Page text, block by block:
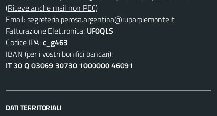
(Riceve anche mail non PEC)
Email:segreteria.perosa.argentina@ruparpiemonte.it
Fatturazione Elettronica: UF0QLS
Codice IPA:c_g463
IBAN (per i vostri bonifici bancari):
IT 30 Q 03069 30730 1000000 46091
DATI TERRITORIALI